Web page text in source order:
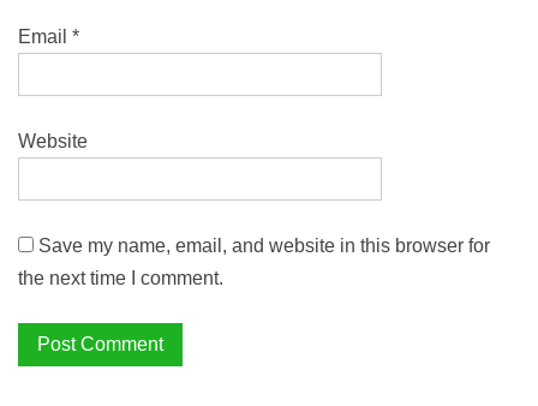
Email *
Website
Save my name, email, and website in this browser for
the next time I comment.